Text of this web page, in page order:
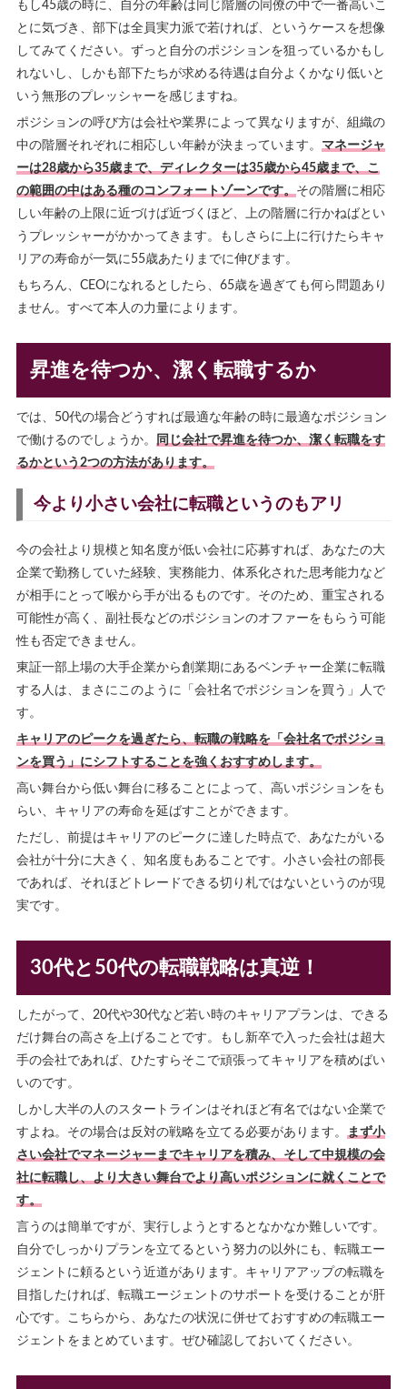
もし45歳の時に、自分の年齢は同じ階層の同僚の中で一番高いこ
とに気づき、部下は全員実力派で若ければ、というケースを想像
してみてください。ずっと自分のポジションを狙っているかもし
れないし、しかも部下たちが求める待遇は自分よくかなり低いと
いう無形のプレッシャーを感じますね。
ポジションの呼び方は会社や業界によって異なりますが、組織の
中の階層それぞれに相応しい年齢が決まっています。 マネージャ
ーは28歳から35歳まで、ディレクターは35歳から45歳まで、こ
の範囲の中はある種のコンフォートゾーンです。その階層に相応
しい年齢の上限に近づけば近づくほど、上の階層に行かねばとい
うプレッシャーがかかってきます。もしさらに上に行けたらキャ
リアの寿命が一気に55歳あたりまでに伸びます。
もちろん、CEOになれるとしたら、65歳を過ぎても何ら問題あり
ません。すべて本人の力量によります。
昇進を待つか、潔く転職するか
では、50代の場合どうすれば最適な年齢の時に最適なポジション
で働けるのでしょうか。 同じ会社で昇進を待つか、潔く転職をす
るかという2つの方法があります。
今より小さい会社に転職というのもアリ
今の会社より規模と知名度が低い会社に応募すれば、あなたの大
企業で勤務していた経験、実務能力、体系化された思考能力など
が相手にとって喉から手が出るものです。そのため、重宝される
可能性が高く、副社長などのポジションのオファーをもらう可能
性も否定できません。
東証一部上場の大手企業から創業期にあるベンチャー企業に転職
する人は、まさにこのように「会社名でポジションを買う」人で
す。
キャリアのピークを過ぎたら、転職の戦略を「会社名でポジショ
ンを買う」にシフトすることを強くおすすめします。
高い舞台から低い舞台に移ることによって、高いポジションをも
らい、キャリアの寿命を延ばすことができます。
ただし、前提はキャリアのピークに達した時点で、あなたがいる
会社が十分に大きく、知名度もあることです。小さい会社の部長
であれば、それほどトレードできる切り札ではないというのが現
実です。
30代と50代の転職戦略は真逆！
したがって、20代や30代など若い時のキャリアプランは、できる
だけ舞台の高さを上げることです。もし新卒で入った会社は超大
手の会社であれば、ひたすらそこで頑張ってキャリアを積めばい
いのです。
しかし大半の人のスタートラインはそれほど有名ではない企業で
すよね。その場合は反対の戦略を立てる必要があります。 まず小
さい会社でマネージャーまでキャリアを積み、そして中規模の会
社に転職し、より大きい舞台でより高いポジションに就くことで
す。
言うのは簡単ですが、実行しようとするとなかなか難しいです。
自分でしっかりプランを立てるという努力の以外にも、転職エー
ジェントに頼るという近道があります。キャリアアップの転職を
目指したければ、転職エージェントのサポートを受けることが肝
心です。こちらから、あなたの状況に併せておすすめの転職エー
ジェントをまとめています。ぜひ確認しておいてください。